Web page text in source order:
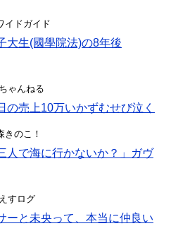
イドガイド
大生(國學院法)の8年後
ゃんねる
の売上10万いかずむせび泣く
きのこ！
人で海に行かないか？」ガヴ
すログ
ーと未央って、本当に仲良い